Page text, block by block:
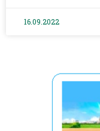
16.09.2022